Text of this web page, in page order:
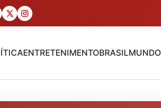
ENTRETENIMENTOBRASILMUNDO